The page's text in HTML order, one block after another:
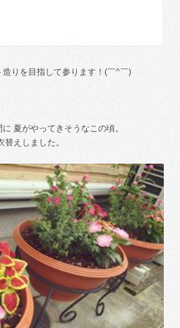
りを目指して参ります！(￣^￣)ゞ
夏がやってきそうなこの頃。
替えしました。